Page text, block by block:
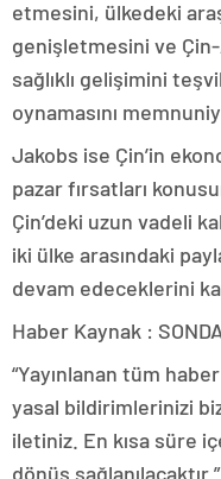
etmesini, ülkedeki
genişletmesini ve
sağlıklı gelişimini
oynamasını
Jakobs ise Çin’in
pazar fırsatları
Çin’deki uzun vadeli
iki ülke arasındaki
devam edeceklerini
Haber Kaynak :
“Yayınlanan tüm
yasal bildirimlerinizi
iletiniz. En kısa süre
dönüş sağlanılacaktır.”